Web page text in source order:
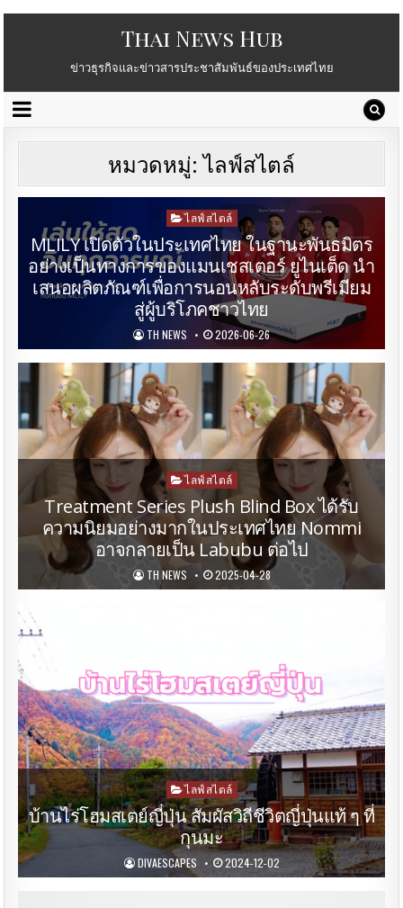
Thai News Hub
ข่าวธุรกิจและข่าวสารประชาสัมพันธ์ของประเทศไทย
หมวดหมู่:ไลฟ์สไตล์
Posted
in
ไลฟ์สไตล์
MLILY เปิดตัวในประเทศไทย ในฐานะพันธมิตร
อย่างเป็นทางการของแมนเชสเตอร์ ยูไนเต็ด นำ
เสนอผลิตภัณฑ์เพื่อการนอนหลับระดับพรีเมียม
สู่ผู้บริโภคชาวไทย
TH NEWS 2026-06-26
Posted
in
ไลฟ์สไตล์
Treatment Series Plush Blind Box ได้รับ
ความนิยมอย่างมากในประเทศไทย Nommi
อาจกลายเป็น Labubu ต่อไป
TH NEWS 2025-04-28
Posted
in
ไลฟ์สไตล์
บ้านไร่โฮมสเตย์ญี่ปุ่น สัมผัสวิถีชีวิตญี่ปุ่นแท้ ๆ ที่
กุนมะ
DIVAESCAPES 2024-12-02